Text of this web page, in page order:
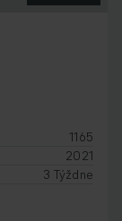
1165
2021
3 Týždne